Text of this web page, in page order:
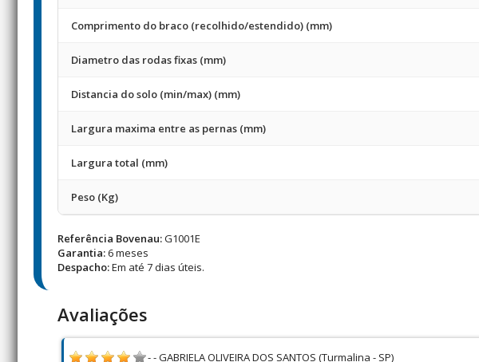
Comprimento do braco (recolhido/estendido) (mm)
Diametro das rodas fixas (mm)
Distancia do solo (min/max) (mm)
Largura maxima entre as pernas (mm)
Largura total (mm)
Peso (Kg)
Referência Bovenau:G1001E
Garantia: 6 meses
Despacho:Em até 7 dias úteis.
Avaliações
- - GABRIELA OLIVEIRA DOS SANTOS (Turmalina - SP)